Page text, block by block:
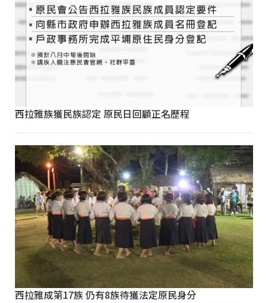
西拉雅族獲民族認定 原民日回顧正名歷程
西拉雅成第17族 仍有8族待獲法定原民身分